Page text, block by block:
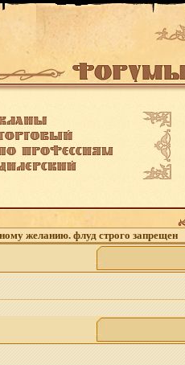
желанию. флуд строго запрещен